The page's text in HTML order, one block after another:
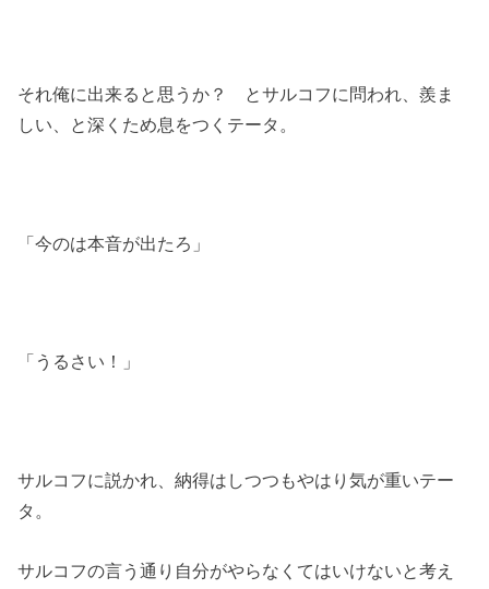
それ俺に出来ると思うか？ とサルコフに問われ、羨ま
しい、と深くため息をつくテータ。
「今のは本音が出たろ」
「うるさい！」
サルコフに説かれ、納得はしつつもやはり気が重いテー
タ。
サルコフの言う通り自分がやらなくてはいけないと考え